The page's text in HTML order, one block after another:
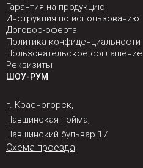
Гарантия на продукцию
Инструкция по использованию
Договор-оферта
Политика конфиденциальности
Пользовательское соглашение
Реквизиты
ШОУ-РУМ
г. Красногорск,
Павшинская пойма,
Павшинский бульвар 17
Схема проезда